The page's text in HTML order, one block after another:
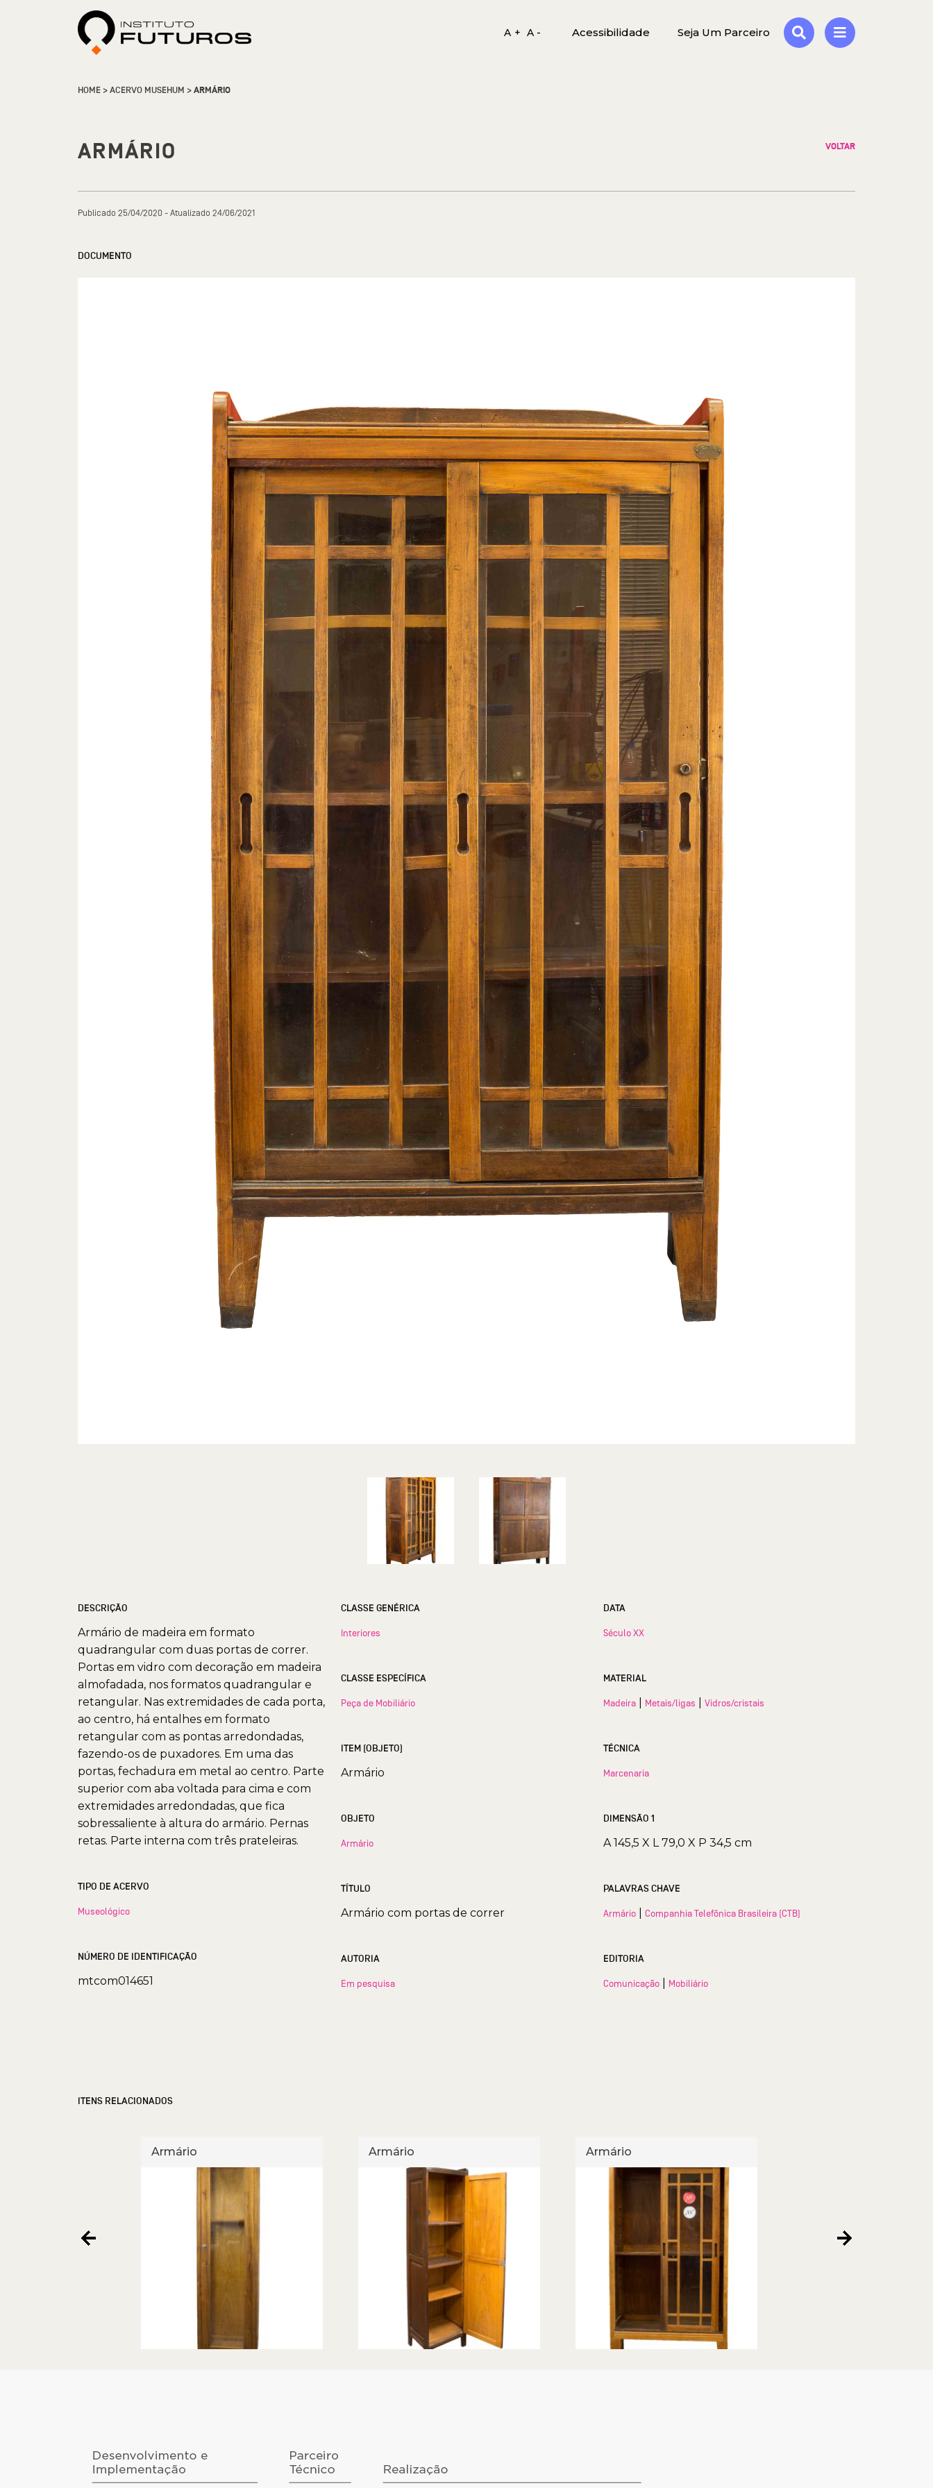
A + A - Acessibilidade Seja Um Parceiro
HOME>ACERVO MUSEHUM >ARMÁRIO
ARMÁRIO VOLTAR
Publicado 25/04/2020 - Atualizado 24/06/2021
DOCUMENTO
DESCRIÇÃO
Armário de madeira em formato
quadrangular com duas portas de correr.
Portas em vidro com decoração em madeira
almofadada, nos formatos quadrangular e
retangular. Nas extremidades de cada porta,
ao centro, há entalhes em formato
retangular com as pontas arredondadas,
fazendo-os de puxadores. Em uma das
portas, fechadura em metal ao centro. Parte
superior com aba voltada para cima e com
extremidades arredondadas, que fica
sobressaliente à altura do armário. Pernas
retas. Parte interna com três prateleiras.
TIPO DE ACERVO
Museológico
NÚMERO DE IDENTIFICAÇÃO
mtcom014651
CLASSE GENÉRICA
Interiores
CLASSE ESPECÍFICA
Peça de Mobiliário
ITEM (OBJETO)
Armário
OBJETO
Armário
TÍTULO
Armário com portas de correr
AUTORIA
Em pesquisa
DATA
Século XX
MATERIAL
Madeira Metais/ligas |Vidros/cristais
TÉCNICA
Marcenaria
DIMENSÃO 1
A 145,5 X L 79,0 X P 34,5 cm
PALAVRAS CHAVE
Armário |Companhia Telefônica Brasileira (CTB)
EDITORIA
Comunicação Mobiliário
ITENS RELACIONADOS
Armário Armário Armário